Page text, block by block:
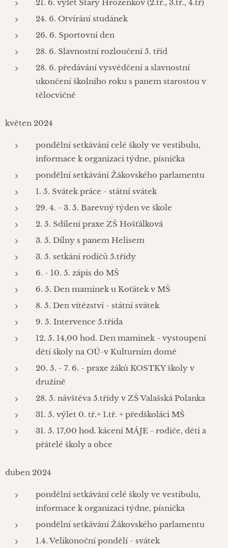
21. 6. výlet Starý Hrozenkov (2.tř., 3.tř., 4.tř)
24. 6. Otvírání studánek
26. 6. Sportovní den
28. 6. Slavnostní rozloučení 5. tříd
28. 6. předávání vysvědčení a slavnostní
ukončení školního roku s panem starostou v
tělocvičně
květen 2024
pondělní setkávání celé školy ve vestibulu,
informace k organizaci týdne, písnička
pondělní setkávání Žákovského parlamentu
1. 5. Svátek práce - státní svátek
29. 4. - 3. 5. Barevný týden ve škole
2. 5. Sdílení praxe ZŠ Hošťálková
3. 5. Dílny s panem Helisem
3. 5. setkání rodičů 5.třídy
6. - 10. 5. zápis do MŠ
6. 5. Den maminek u Koťátek v MŠ
8. 5. Den vítězství - státní svátek
9. 5. Intervence 5.třída
12. 5. 14,00 hod. Den maminek - vystoupení
dětí školy na OÚ-v Kulturním domě
20. 5. - 7. 6. - praxe žáků KOSTKY školy v
družině
28. 5. návštěva 5.třídy v ZŠ Valašská Polanka
31. 5. výlet 0. tř.+ 1.tř. + předškoláci MŠ
31. 5. 17,00 hod. kácení MÁJE - rodiče, děti a
přátelé školy a obce
duben 2024
pondělní setkávání celé školy ve vestibulu,
informace k organizaci týdne, písnička
pondělní setkávání Žákovského parlamentu
1.4. Velikonoční pondělí - svátek